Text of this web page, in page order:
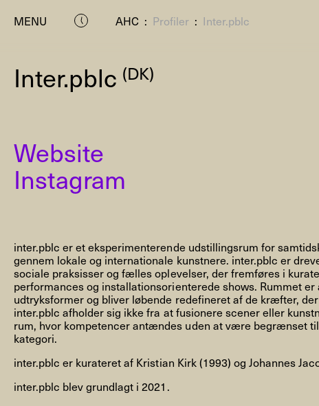
MENU AHC : Profiler : Inter.pblc
NYHEDSBREV
Inter.pblc (DK)
Website
Instagram
inter.pblc er et eksperimenterende udstillingsrum for
gennem lokale og internationale kunstnere. inter.pblc er
sociale praksisser og fælles oplevelser, der fremføres i
performances og installationsorienterede shows. Rummet
udtryksformer og bliver løbende redefineret af de kræfter,
inter.pblc afholder sig ikke fra at fusionere scener eller
rum, hvor kompetencer antændes uden at være begrænset
kategori.
inter.pblc er kurateret af Kristian Kirk (1993) og Johannes
inter.pblc blev grundlagt i 2021.